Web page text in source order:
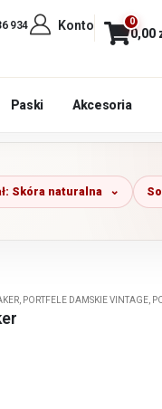
934 Konto 0
0,00
Paski Akcesoria
Skóra naturalna
PORTFELE DAMSKIE VINTAGE